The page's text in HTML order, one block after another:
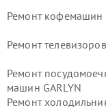
Ремонт кофемашин
Ремонт
Ремонт
машин GARLYN
Ремонт